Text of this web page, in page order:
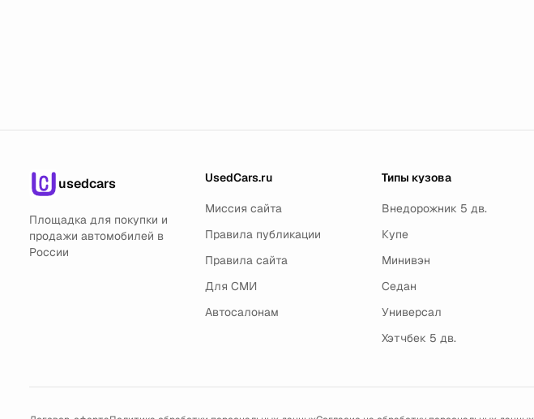
usedcars
Площадка для покупки и
продажи автомобилей в
России
UsedCars.ru
Миссия сайта
Правила публикации
Правила сайта
Для СМИ
Автосалонам
Типы кузова
Внедорожник 5 дв.
Купе
Минивэн
Седан
Универсал
Хэтчбек 5 дв.